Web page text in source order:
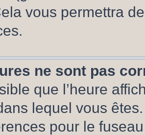
vous permettra
ne sont pas
que l’heure
lequel vous
pour le